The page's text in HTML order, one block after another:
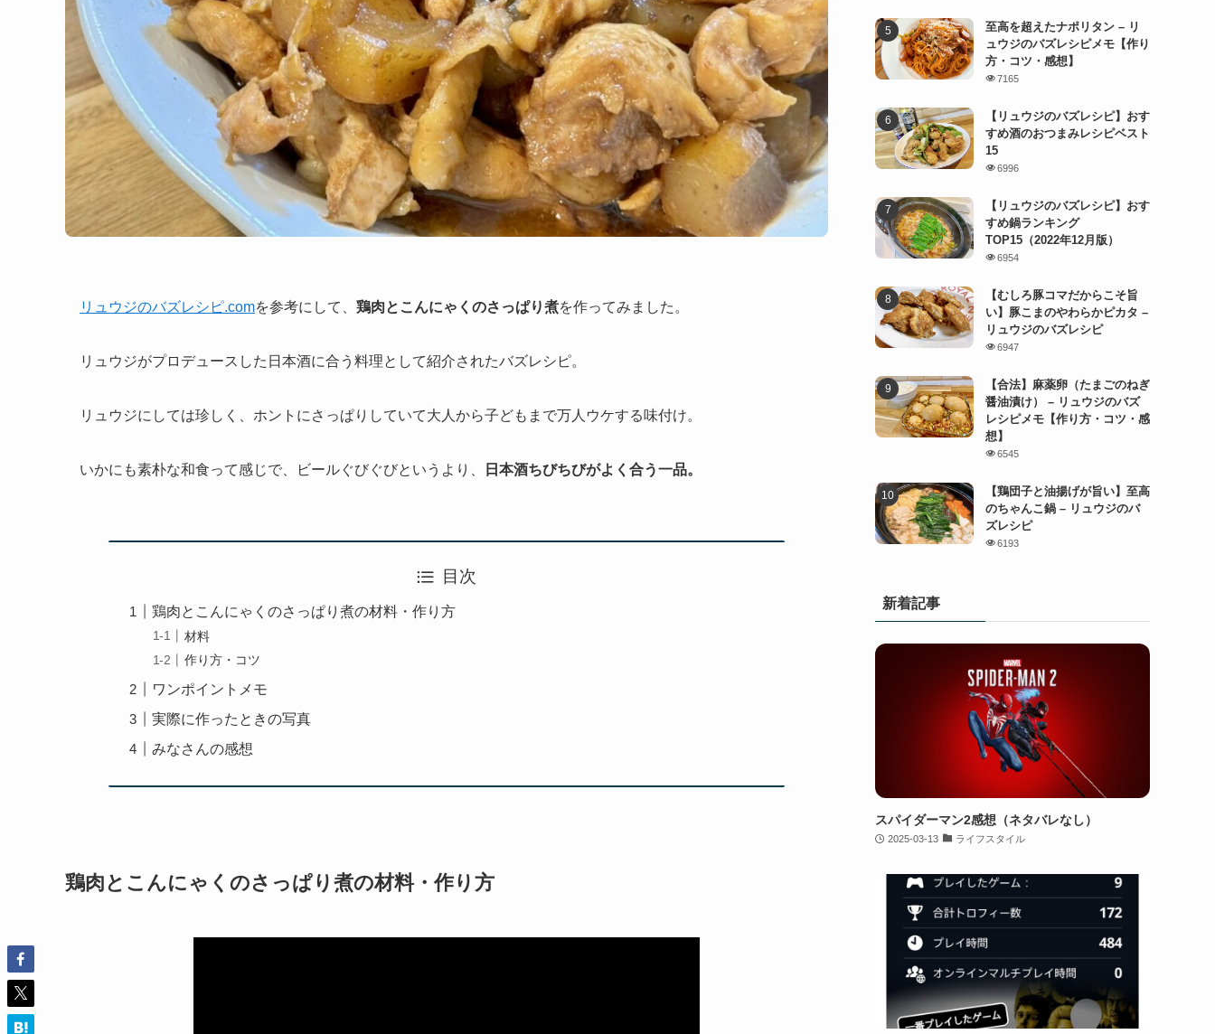
リュウジのバズレシピ.comを参考にして、 鶏肉とこんにゃくのさっぱり煮を作ってみました。
リュウジがプロデュースした日本酒に合う料理として紹介されたバズレシピ。
リュウジにしては珍しく、ホントにさっぱりしていて大人から子どもまで万人ウケする味付け。
いかにも素朴な和食って感じで、ビールぐびぐびというより、 日本酒ちびちびがよく合う一品。
目次
鶏肉とこんにゃくのさっぱり煮の材料・作り方
材料
作り方・コツ
ワンポイントメモ
実際に作ったときの写真
みなさんの感想
鶏肉とこんにゃくのさっぱり煮の材料・作り方
至高を超えたナポリタン – リ
ュウジのバズレシピメモ【作り
方・コツ・感想】
7165
【リュウジのバズレシピ】おす
すめ酒のおつまみレシピベスト
15
6996
【リュウジのバズレシピ】おす
すめ鍋ランキング
TOP15（2022年12月版）
6954
【むしろ豚コマだからこそ旨
い】豚こまのやわらかピカタ –
リュウジのバズレシピ
6947
【合法】麻薬卵（たまごのねぎ
醤油漬け） – リュウジのバズ
レシピメモ【作り方・コツ・感
想】
6545
【鶏団子と油揚げが旨い】至高
のちゃんこ鍋 – リュウジのバ
ズレシピ
6193
新着記事
スパイダーマン2感想（ネタバレなし）
2025-03-13 ライフスタイル